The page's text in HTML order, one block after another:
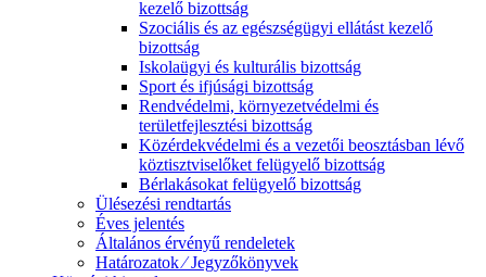
kezelő bizottság
Szociális és az egészségügyi ellátást kezelő
bizottság
Iskolaügyi és kulturális bizottság
Sport és ifjúsági bizottság
Rendvédelmi, környezetvédelmi és
területfejlesztési bizottság
Közérdekvédelmi és a vezetői beosztásban lévő
köztisztviselőket felügyelő bizottság
Bérlakásokat felügyelő bizottság
Ülésezési rendtartás
Éves jelentés
Általános érvényű rendeletek
Határozatok ⁄ Jegyzőkönyvek